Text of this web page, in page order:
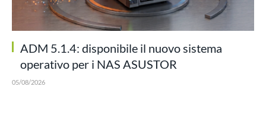
ADM 5.1.4: disponibile il nuovo sistema
operativo per i NAS ASUSTOR
05/08/2026